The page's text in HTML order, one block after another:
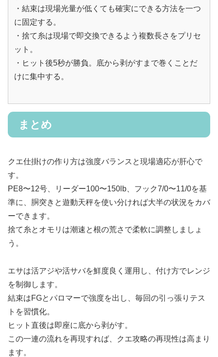
・結束は現場光量が低くても確実にできる方法を一つ
に固定する。
・捨て糸は現場で即交換できるよう複数長さをプリセ
ット。
・ヒット後5秒が勝負。底から剥がすまで巻くことだ
けに集中する。
まとめ
クエ仕掛けの作り方は強度バランスと現場適応が肝心で
す。
PE8〜12号、リーダー100〜150lb、フック7/0〜11/0を基
準に、胴突きと遊動天秤を使い分ければ大半の状況をカバ
ーできます。
捨て糸とオモリは潮速と根の荒さで柔軟に調整しましょ
う。
エサは活アジや活サバを鮮度良く運用し、付け方でレンジ
を制御します。
結束はFGとパロマーで強度を出し、毎回の引っ張りテス
トを習慣化。
ヒット直後は即座に底から剥がす。
この一連の流れを再現すれば、クエ攻略の再現性は高まり
ます。